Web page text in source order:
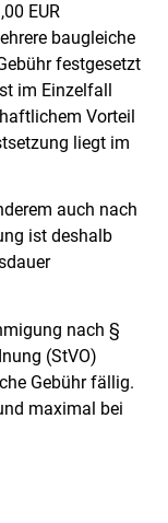
EUR
baugleiche
festgesetzt
im Einzelfall
Vorteil
liegt im
auch nach
ist deshalb
nach §
(StVO)
Gebühr fällig.
maximal bei